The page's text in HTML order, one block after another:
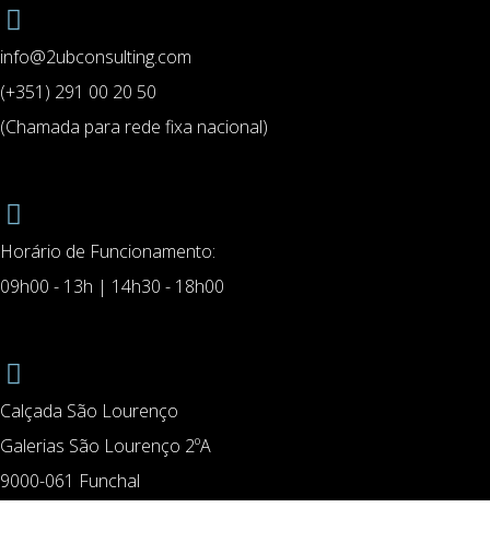
info@2ubconsulting.com
(+351) 291 00 20 50
(Chamada para rede fixa nacional)
Horário de Funcionamento:
09h00 - 13h | 14h30 - 18h00
Calçada São Lourenço
Galerias São Lourenço 2ºA
9000-061 Funchal